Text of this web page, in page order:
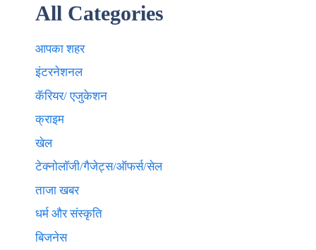
All Categories
आपका शहर
इंटरनेशनल
कॅरियर/ एजुकेशन
क्राइम
खेल
टेक्नाेलाॅजी/गैजेट्स/ऑफर्स/सेल
ताजा खबर
धर्म और संस्कृति
बिजनेस